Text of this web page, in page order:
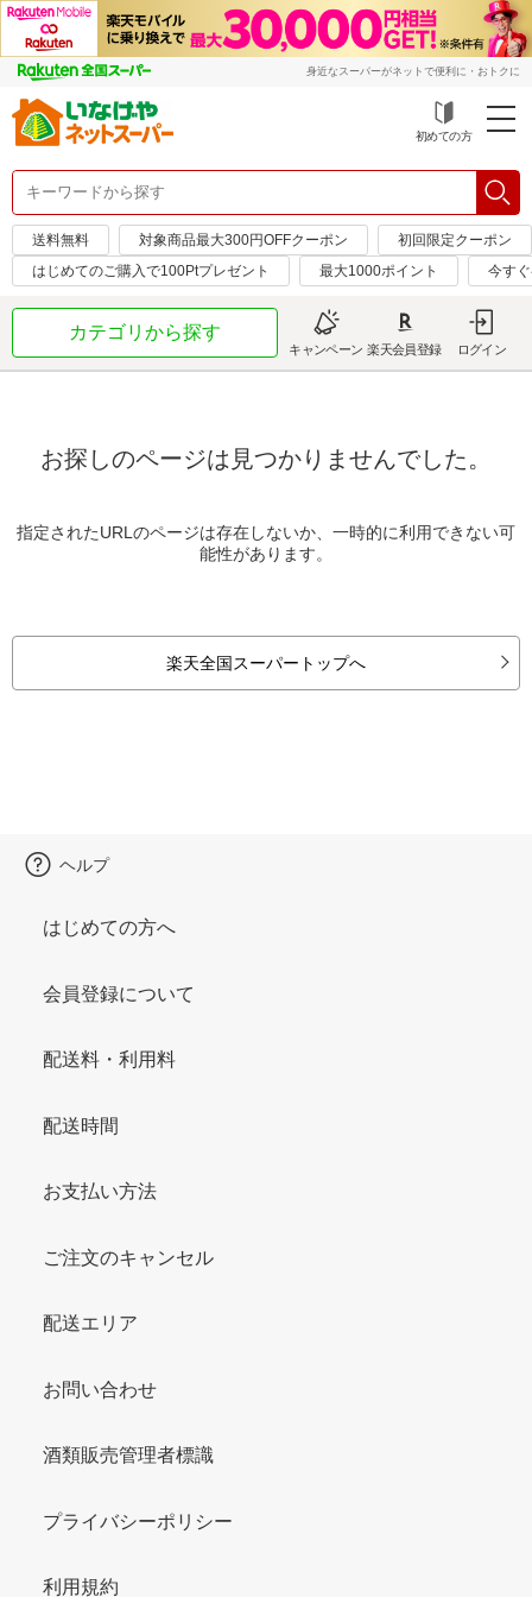
身近なスーパーがネットで便利に・おトクに
初めての方
送料無料 対象商品最大300円OFFクーポン
初回限定クーポン
はじめてのご購入で100Ptプレゼント
最大1000ポイント 今す
カテゴリから探す
キャンペーン 楽天会員登録 ログイン
お探しのページは見つかりませんでした。
指定されたURLのページは存在しないか、一時的に利用できない可
能性があります。
楽天全国スーパートップへ
ヘルプ
はじめての方へ
会員登録について
配送料・利用料
配送時間
お支払い方法
ご注文のキャンセル
配送エリア
お問い合わせ
酒類販売管理者標識
プライバシーポリシー
利用規約